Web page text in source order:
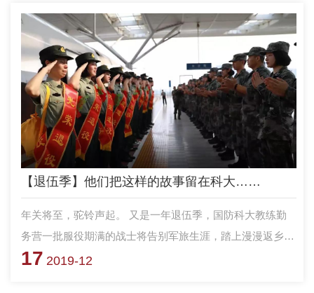
【退伍季】他们把这样的故事留在科大……
年关将至，驼铃声起。 又是一年退伍季，国防科大教练勤
务营一批服役期满的战士将告别军旅生涯，踏上漫漫返乡
路。
17 2019-12